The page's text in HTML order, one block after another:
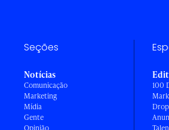
Seções
Notícias
Comunicação
Marketing
Mídia
Gente
100